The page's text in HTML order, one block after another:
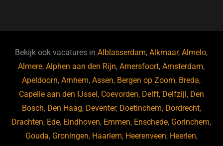
b
o
o
k
d
s
a
m
ky dI
n
Bekijk ook vacatures inAlblasserdam,Alkmaar,Almelo,
Almere,Alphen aan den Rijn,Amersfoort,Amsterdam,
Apeldoorn,Arnhem,Assen, Bergen op Zoom, Breda,
Capelle aan den IJssel, Coevorden, Delft, Delfzijl, Den
Bosch, Den Haag, Deventer, Doetinchem, Dordrecht,
Drachten, Ede, Eindhoven, Emmen, Enschede, Gorinchem,
Gouda, Groningen, Haarlem, Heerenveen, Heerlen,